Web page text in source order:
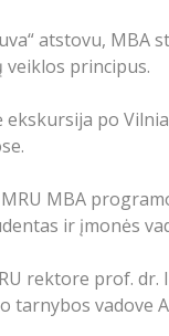
atstovu, MBA
principus.
po
MBA
ir įmonės
rektore prof. dr.
tarnybos